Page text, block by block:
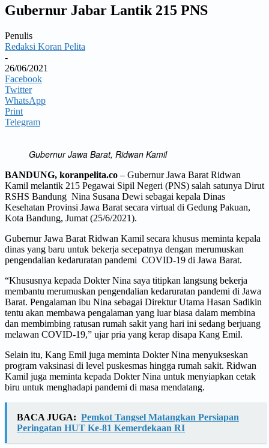
Gubernur Jabar Lantik 215 PNS
Penulis
Redaksi Koran Pelita
-
26/06/2021
Facebook
Twitter
WhatsApp
Print
Telegram
Gubernur Jawa Barat, Ridwan Kamil
BANDUNG, koranpelita.co – Gubernur Jawa Barat Ridwan
Kamil melantik 215 Pegawai Sipil Negeri (PNS) salah satunya Dirut
RSHS Bandung Nina Susana Dewi sebagai kepala Dinas
Kesehatan Provinsi Jawa Barat secara virtual di Gedung Pakuan,
Kota Bandung, Jumat (25/6/2021).
Gubernur Jawa Barat Ridwan Kamil secara khusus meminta kepala
dinas yang baru untuk bekerja secepatnya dengan merumuskan
pengendalian kedaruratan pandemi COVID-19 di Jawa Barat.
“Khususnya kepada Dokter Nina saya titipkan langsung bekerja
membantu merumuskan pengendalian kedaruratan pandemi di Jawa
Barat. Pengalaman ibu Nina sebagai Direktur Utama Hasan Sadikin
tentu akan membawa pengalaman yang luar biasa dalam membina
dan membimbing ratusan rumah sakit yang hari ini sedang berjuang
melawan COVID-19,” ujar pria yang kerap disapa Kang Emil.
Selain itu, Kang Emil juga meminta Dokter Nina menyukseskan
program vaksinasi di level puskesmas hingga rumah sakit. Ridwan
Kamil juga meminta kepada Dokter Nina untuk menyiapkan cetak
biru untuk menghadapi pandemi di masa mendatang.
BACA JUGA: Pemkot Tangsel Matangkan Persiapan
Peringatan HUT Ke-81 Kemerdekaan RI